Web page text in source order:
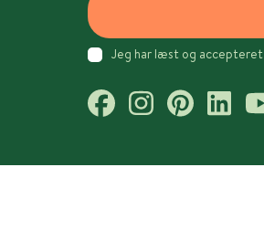
Jeg har læst og accepteret